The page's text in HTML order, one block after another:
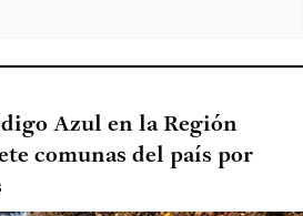
Azul en la Región
comunas del país por